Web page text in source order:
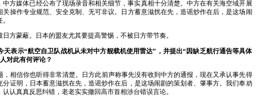
中方媒体已经公布了现场录音和相关细节，事实真相十分清楚。中方在有关海空域开展
操作专业规范、安全克制、无可非议。日方蓄意滋扰在先，造谣炒作在后，是这场闹
方蒙蔽。日本的盟友尤其要提高警惕，不被日方带节奏。
天表示“航空自卫队战机从未对中方舰载机使用雷达”，并提出“因缺乏航行通告等具体
对此有何评论？
相信你也听得非常清楚。日方此前声称事先没有收到中方的通报，现在又承认事先得
证明，日本蓄意滋扰在先，造谣炒作在后，是这场闹剧的策划者、肇事方。我们奉劝
认真真反思纠错，老老实实撤回高市首相涉台错误言论。